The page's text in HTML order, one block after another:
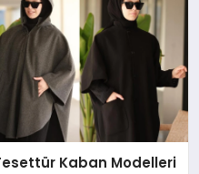
Kaban Modelleri